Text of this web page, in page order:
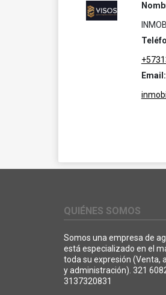
Email:
QUIÉNES SOMOS
Somos una empresa de
está especializado en el
toda su expresión (Venta,
y administración). 321
3137320831